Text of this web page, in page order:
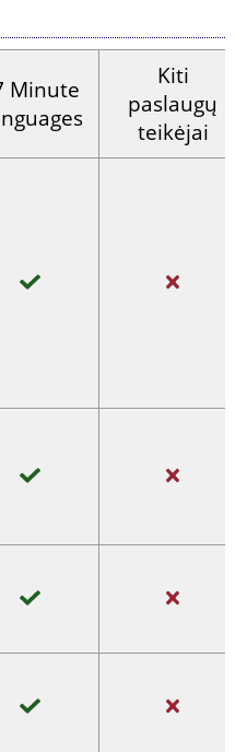
Minute
Kiti
paslaugų
teikėjai